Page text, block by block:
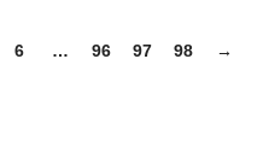
6 … 96 97 98 →